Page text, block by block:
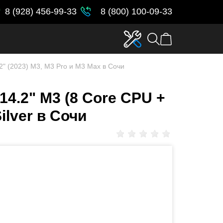
8 (928) 456-99-33 8 (800) 100-09-33
(2023) M3, M3 Pro и M3 Max в Сочи
M3 (8 Core CPU +
в Сочи